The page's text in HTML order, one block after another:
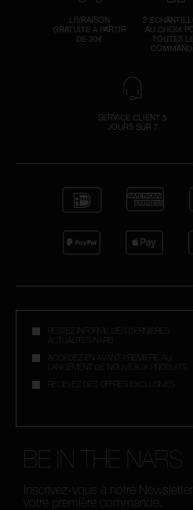
LIVRAISON
GRATUITE À PARTIR
DE 30€
2
AU CHOIX
TOUTES
SERVICE CLIENT 5
JOURS SUR 7
RESTEZ INFORMÉ DES DERNIÈRES
ACTUALITÉS NARS
ACCÉDEZ EN AVANT-PREMIÈRE AU
LANCEMENT DE NOUVEAUX PRODUITS
RECEVEZ DES OFFRES EXCLUSIVES
BE IN THE NARS
Inscrivez-vous à notre
votre première commande.